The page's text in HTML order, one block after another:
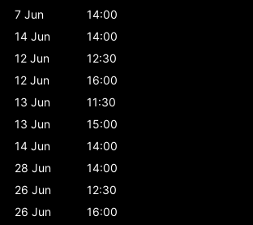
7 Jun
14:00
14 Jun
14:00
12 Jun
12:30
12 Jun
16:00
13 Jun
11:30
13 Jun
15:00
14 Jun
14:00
28 Jun
14:00
26 Jun
12:30
26 Jun
16:00